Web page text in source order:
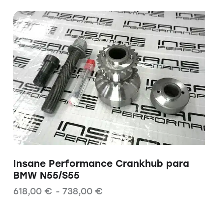
Insane Performance Crankhub para
BMW N55/S55
618,00 € - 738,00 €